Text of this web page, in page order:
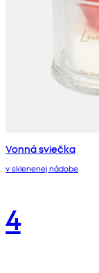
Vonná sviečka
v sklenenej nádobe
4